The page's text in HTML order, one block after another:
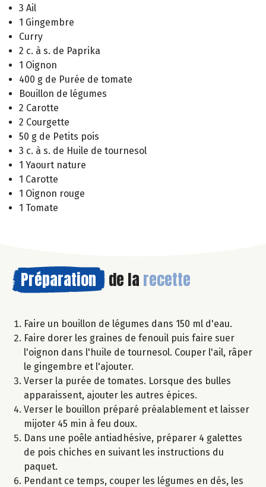
3 Ail
1 Gingembre
Curry
2 c. à s. de Paprika
1 Oignon
400 g de Purée de tomate
Bouillon de légumes
2 Carotte
2 Courgette
50 g de Petits pois
3 c. à s. de Huile de tournesol
1 Yaourt nature
1 Carotte
1 Oignon rouge
1 Tomate
Préparation de la recette
Faire un bouillon de légumes dans 150 ml d'eau.
Faire dorer les graines de fenouil puis faire suer
l'oignon dans l'huile de tournesol. Couper l'ail, râper
le gingembre et l'ajouter.
Verser la purée de tomates. Lorsque des bulles
apparaissent, ajouter les autres épices.
Verser le bouillon préparé préalablement et laisser
mijoter 45 min à feu doux.
Dans une poêle antiadhésive, préparer 4 galettes
de pois chiches en suivant les instructions du
paquet.
Pendant ce temps, couper les légumes en dés, les